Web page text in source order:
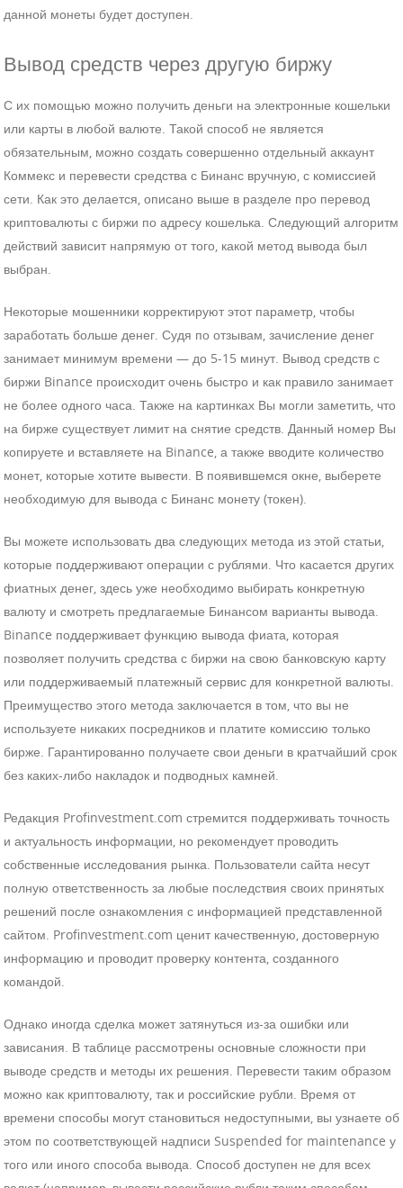
данной монеты будет доступен.
Вывод средств через другую биржу
С их помощью можно получить деньги на электронные кошельки
или карты в любой валюте. Такой способ не является
обязательным, можно создать совершенно отдельный аккаунт
Коммекс и перевести средства с Бинанс вручную, с комиссией
сети. Как это делается, описано выше в разделе про перевод
криптовалюты с биржи по адресу кошелька. Следующий алгоритм
действий зависит напрямую от того, какой метод вывода был
выбран.
Некоторые мошенники корректируют этот параметр, чтобы
заработать больше денег. Судя по отзывам, зачисление денег
занимает минимум времени — до 5-15 минут. Вывод средств с
биржи Binance происходит очень быстро и как правило занимает
не более одного часа. Также на картинках Вы могли заметить, что
на бирже существует лимит на снятие средств. Данный номер Вы
копируете и вставляете на Binance, а также вводите количество
монет, которые хотите вывести. В появившемся окне, выберете
необходимую для вывода с Бинанс монету (токен).
Вы можете использовать два следующих метода из этой статьи,
которые поддерживают операции с рублями. Что касается других
фиатных денег, здесь уже необходимо выбирать конкретную
валюту и смотреть предлагаемые Бинансом варианты вывода.
Binance поддерживает функцию вывода фиата, которая
позволяет получить средства с биржи на свою банковскую карту
или поддерживаемый платежный сервис для конкретной валюты.
Преимущество этого метода заключается в том, что вы не
используете никаких посредников и платите комиссию только
бирже. Гарантированно получаете свои деньги в кратчайший срок
без каких-либо накладок и подводных камней.
Редакция Profinvestment.com стремится поддерживать точность
и актуальность информации, но рекомендует проводить
собственные исследования рынка. Пользователи сайта несут
полную ответственность за любые последствия своих принятых
решений после ознакомления с информацией представленной
сайтом. Profinvestment.com ценит качественную, достоверную
информацию и проводит проверку контента, созданного
командой.
Однако иногда сделка может затянуться из-за ошибки или
зависания. В таблице рассмотрены основные сложности при
выводе средств и методы их решения. Перевести таким образом
можно как криптовалюту, так и российские рубли. Время от
времени способы могут становиться недоступными, вы узнаете об
этом по соответствующей надписи Suspended for maintenance у
того или иного способа вывода. Способ доступен не для всех